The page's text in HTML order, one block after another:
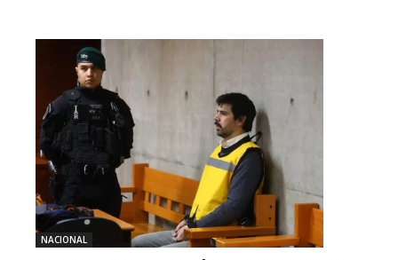
NACIONAL